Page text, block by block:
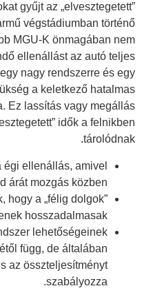
gyűjt az „elvesztegetett”
végstádiumban történő
MGU-K önmagában nem
ellenállást az autó teljes
nagy rendszerre és egy
a keletkező hatalmas
Ez lassítás vagy megállás
idők a felnikben
tárolódnak.
ellenállás, amivel
árát mozgás közben.
hogy a „félig dolgok”
hosszadalmasak.
lehetőségeinek
függ, de általában
az összteljesítményt
szabályozza.